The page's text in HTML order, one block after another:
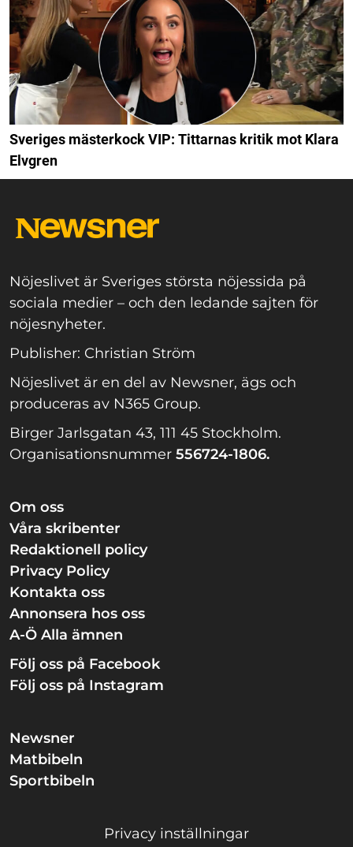
Sveriges mästerkock VIP: Tittarnas kritik mot Klara
Elvgren
Nöjeslivet är Sveriges största nöjessida på
sociala medier – och den ledande sajten för
nöjesnyheter.
Publisher: Christian Ström
Nöjeslivet är en del av Newsner, ägs och
produceras av N365 Group.
Birger Jarlsgatan 43, 111 45 Stockholm.
Organisationsnummer 556724-1806.
Om oss
Våra skribenter
Redaktionell policy
Privacy Policy
Kontakta oss
Annonsera hos oss
A-Ö Alla ämnen
Följ oss på Facebook
Följ oss på Instagram
Newsner
Matbibeln
Sportbibeln
Privacy inställningar